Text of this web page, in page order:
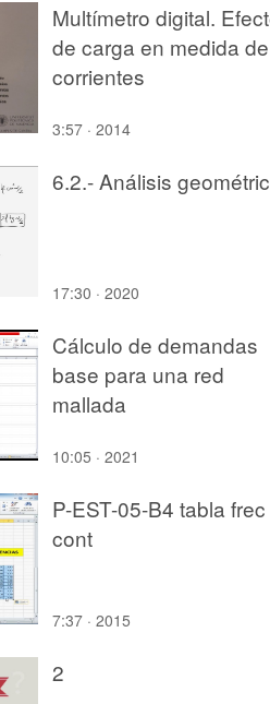
Multímetro digital.
de carga en medida de
corrientes
3:57 · 2014
6.2.- Análisis
17:30 · 2020
Cálculo de demandas
base para una red
mallada
10:05 · 2021
P-EST-05-B4 tabla frec
cont
7:37 · 2015
2